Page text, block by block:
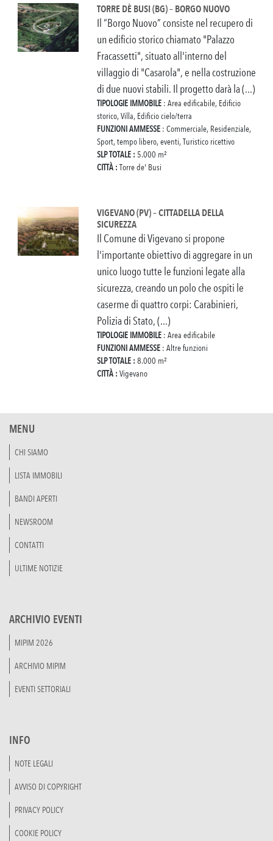
TORRE DÈ BUSI (BG) – BORGO NUOVO
Il “Borgo Nuovo” consiste nel recupero di
un edificio storico chiamato "Palazzo
Fracassetti", situato all'interno del
villaggio di "Casarola", e nella costruzione
di due nuovi stabili. Il progetto darà la (...)
TIPOLOGIE IMMOBILE : Area edificabile, Edificio
storico, Villa, Edificio cielo/terra
FUNZIONI AMMESSE : Commerciale, Residenziale,
Sport, tempo libero, eventi, Turistico ricettivo
SLP TOTALE : 5.000 m²
CITTÀ : Torre de' Busi
VIGEVANO (PV) – CITTADELLA DELLA
SICUREZZA
Il Comune di Vigevano si propone
l'importante obiettivo di aggregare in un
unico luogo tutte le funzioni legate alla
sicurezza, creando un polo che ospiti le
caserme di quattro corpi: Carabinieri,
Polizia di Stato, (...)
TIPOLOGIE IMMOBILE : Area edificabile
FUNZIONI AMMESSE : Altre funzioni
SLP TOTALE : 8.000 m²
CITTÀ : Vigevano
MENU
CHI SIAMO
LISTA IMMOBILI
BANDI APERTI
NEWSROOM
CONTATTI
ULTIME NOTIZIE
ARCHIVIO EVENTI
MIPIM 2026
ARCHIVIO MIPIM
EVENTI SETTORIALI
INFO
NOTE LEGALI
AVVISO DI COPYRIGHT
PRIVACY POLICY
COOKIE POLICY